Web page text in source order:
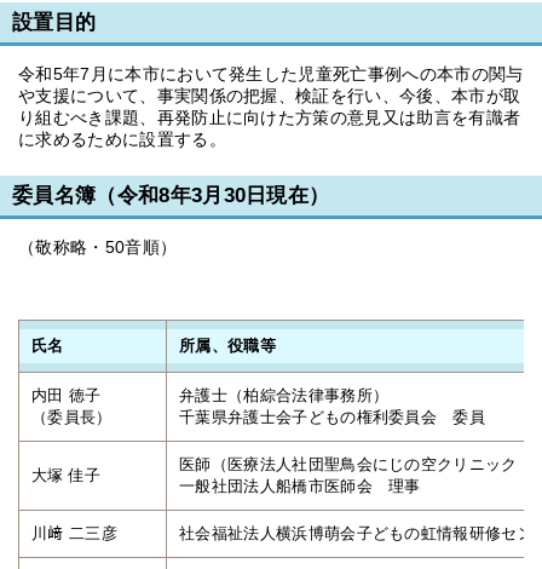
設置目的
令和5年7月に本市において発生した児童死亡事例への本市の関与
や支援について、事実関係の把握、検証を行い、今後、本市が取
り組むべき課題、再発防止に向けた方策の意見又は助言を有識者
に求めるために設置する。
委員名簿（令和8年3月30日現在）
（敬称略・50音順）
氏名 所属、役職等
内田 徳子
（委員長）
弁護士（柏綜合法律事務所）
千葉県弁護士会子どもの権利委員会 委員
大塚 佳子
医師（医療法人社団聖鳥会にじの空クリニック
一般社団法人船橋市医師会 理事
川﨑 二三彦 社会福祉法人横浜博萌会子どもの虹情報研修セ